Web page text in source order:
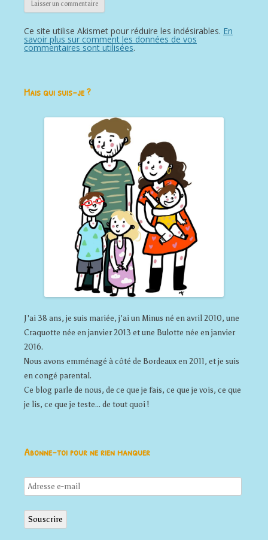
Ce site utilise Akismet pour réduire les indésirables. En
savoir plus sur comment les données de vos
commentaires sont utilisées.
Mais qui suis-je ?
J'ai 38 ans, je suis mariée, j'ai un Minus né en avril 2010, une
Craquotte née en janvier 2013 et une Bulotte née en janvier
2016.
Nous avons emménagé à côté de Bordeaux en 2011, et je suis
en congé parental.
Ce blog parle de nous, de ce que je fais, ce que je vois, ce que
je lis, ce que je teste... de tout quoi !
Abonne-toi pour ne rien manquer
Adresse
e-
mail
Souscrire